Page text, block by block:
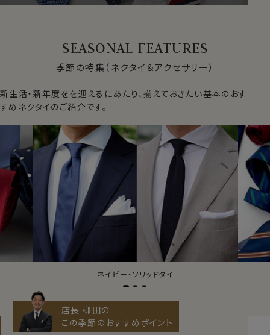
SEASONAL FEATURES
季節の特集（ネクタイ＆アクセサリー）
新生活・新年度をを迎えるにあたり、揃えておきたい基本のおす
すめネクタイのご紹介です。
ジャガードタイ
店長 柳田の
この季節のおすすめポイント